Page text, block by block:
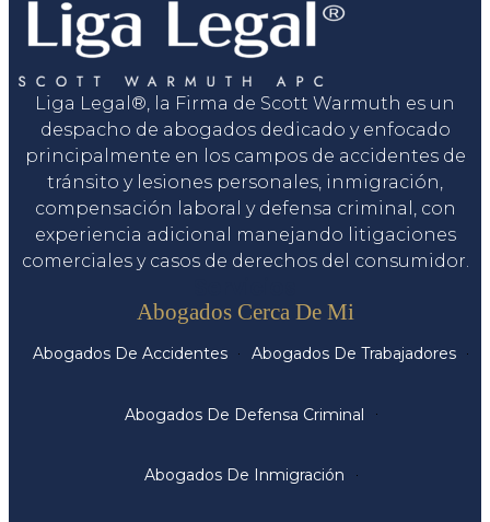
Liga Legal®, la Firma de Scott Warmuth es un
despacho de abogados dedicado y enfocado
principalmente en los campos de accidentes de
tránsito y lesiones personales, inmigración,
compensación laboral y defensa criminal, con
experiencia adicional manejando litigaciones
comerciales y casos de derechos del consumidor.
Abogados Cerca De Mi
Abogados De Accidentes Abogados De Trabajadores
Abogados De Defensa Criminal
Abogados De Inmigración